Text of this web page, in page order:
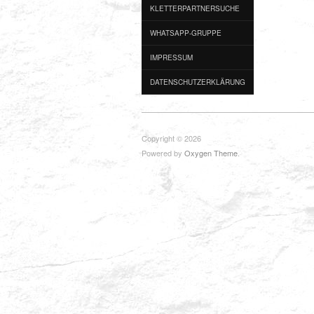
KLETTERPARTNERSUCHE
WHATSAPP-GRUPPE
IMPRESSUM
DATENSCHUTZERKLÄRUNG
Copyright © 2026
Powered by Oxygen Theme